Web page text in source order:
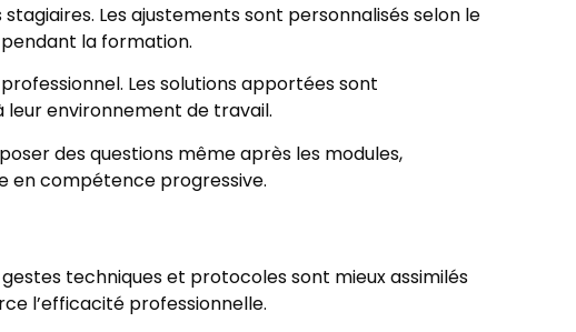
Les ajustements sont personnalisés selon le
la formation.
Les solutions apportées sont
environnement de travail.
des questions même après les modules,
en compétence progressive.
techniques et protocoles sont mieux assimilés
l’efficacité professionnelle.